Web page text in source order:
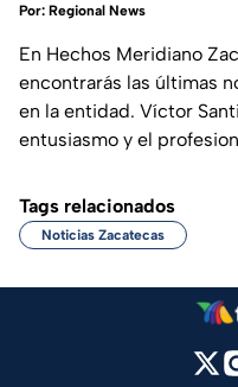
Por: Regional News
En Hechos Meridiano
encontrarás las últimas
en la entidad. Víctor
entusiasmo y el
Tags relacionados
Noticias Zacatecas